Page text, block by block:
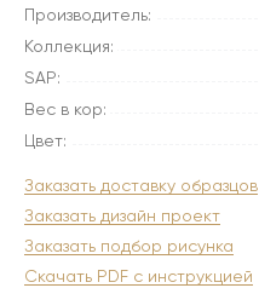
Производитель:
Коллекция:
SAP:
Вес в кор:
Цвет:
Заказать доставку образцов
Заказать дизайн проект
Заказать подбор рисунка
Скачать PDF с инструкцией